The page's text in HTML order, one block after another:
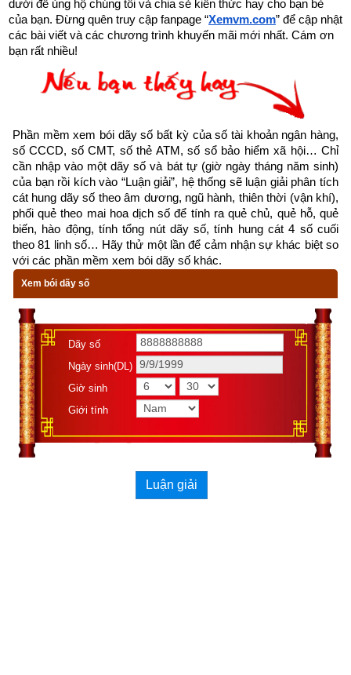
rễ cắm sâu thì lá xanh, nền rỗng thì nhà đổ, nền kiên cố thì
nhà chắc chắn. Nguồn cạn kiệt thì mệnh tan; nguồn phong
phú thì mệnh cường. Năm có vượng hay không, tốt hay
không phải xem xét 3 yếu tố:
Một là phải xem nguyệt lệnh
Hai là xét mối quan hệ tương sinh, tương khắc giữa can
và chi
Ba là xét tới mối quan hệ sinh khắc chế hóa của 3 trụ
còn lại thì mới biết rõ được.
Tháng sinh trong tứ trụ giống như cành của cây, cành chắc
khỏe thì lá mới tươi tốt được.
vượng tựa như muôn hoa khoe sắc. Nhật nguyên suy nhược,
hoa ít kém sắc.
Giờ sinh trong tứ trụ
giống như quả. Giờ cường vượng thì
nhiều quả ngon, giờ suy nhược thì quả vừa ít mà lại không
ngon hoặc có hoa mà không kết quả.
Như vậy các bạn thấy năm sinh trong tứ trụ không phải quyết
dưới để ủng hộ chúng tôi và chia sẻ kiến thức hay cho bạn bè
của bạn. Đừng quên truy cập fanpage “Xemvm.com” để cập nhật
các bài viết và các chương trình khuyến mãi mới nhất. Cám ơn
bạn rất nhiều!
Phần mềm xem bói dãy số bất kỳ của số tài khoản ngân hàng,
số CCCD, số CMT, số thẻ ATM, số sổ bảo hiểm xã hội… Chỉ
cần nhập vào một dãy số và bát tự (giờ ngày tháng năm sinh)
của bạn rồi kích vào “Luận giải”, hệ thống sẽ luận giải phân tích
cát hung dãy số theo âm dương, ngũ hành, thiên thời (vận khí),
phối quẻ theo mai hoa dịch số để tính ra quẻ chủ, quẻ hỗ, quẻ
biến, hào động, tính tổng nút dãy số, tính hung cát 4 số cuối
theo 81 linh số… Hãy thử một lần để cảm nhận sự khác biệt so
với các phần mềm xem bói dãy số khác.
Xem bói dãy số
Dãy số
Ngày sinh(DL)
Giờ sinh
Giới tính
Luận giải